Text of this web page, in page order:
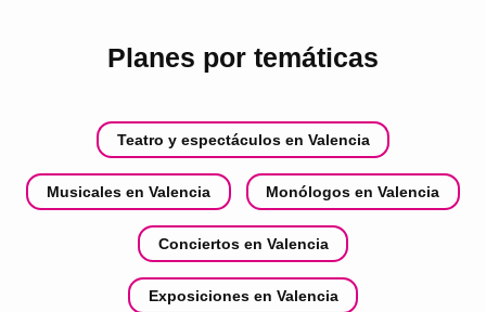
Planes por temáticas
Teatro y espectáculos en Valencia
Musicales en Valencia Monólogos en Valencia
Conciertos en Valencia
Exposiciones en Valencia